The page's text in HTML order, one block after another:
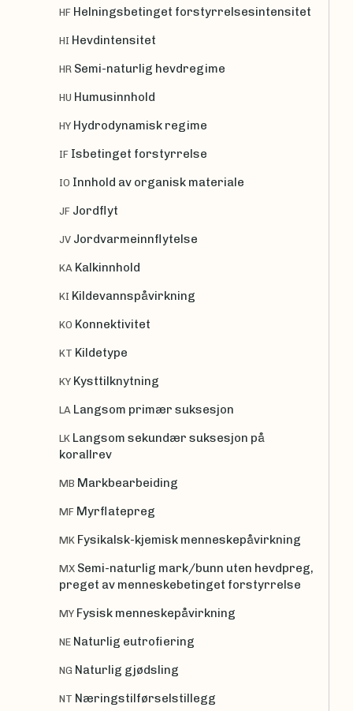
HF Helningsbetinget forstyrrelsesintensitet
HI Hevdintensitet
HR Semi-naturlig hevdregime
HU Humusinnhold
HY Hydrodynamisk regime
IF Isbetinget forstyrrelse
IO Innhold av organisk materiale
JF Jordflyt
JV Jordvarmeinnflytelse
KA Kalkinnhold
KI Kildevannspåvirkning
KO Konnektivitet
KT Kildetype
KY Kysttilknytning
LA Langsom primær suksesjon
LK Langsom sekundær suksesjon på
korallrev
MB Markbearbeiding
MF Myrflatepreg
MK Fysikalsk-kjemisk menneskepåvirkning
MX Semi-naturlig mark/bunn uten hevdpreg,
preget av menneskebetinget forstyrrelse
MY Fysisk menneskepåvirkning
NE Naturlig eutrofiering
NG Naturlig gjødsling
NT Næringstilførselstillegg